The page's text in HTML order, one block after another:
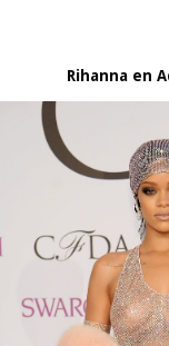
Rihanna en